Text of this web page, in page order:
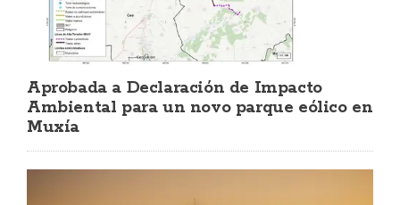
Aprobada a Declaración de Impacto
Ambiental para un novo parque eólico en
Muxía